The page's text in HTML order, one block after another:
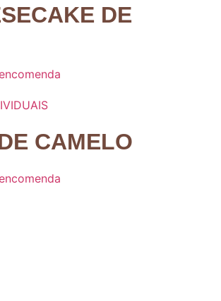
DE
CAMELO